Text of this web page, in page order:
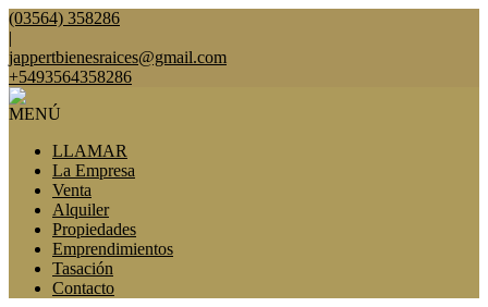
(03564) 358286
|
jappertbienesraices@gmail.com
+5493564358286
MENÚ
LLAMAR
La Empresa
Venta
Alquiler
Propiedades
Emprendimientos
Tasación
Contacto